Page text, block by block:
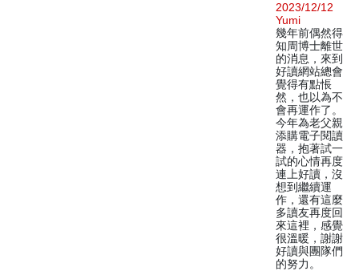
2023/12/12
Yumi
幾年前偶然得
知周博士離世
的消息，來到
好讀網站總會
覺得有點悵
然，也以為不
會再運作了。
今年為老父親
添購電子閱讀
器，抱著試一
試的心情再度
連上好讀，沒
想到繼續運
作，還有這麼
多讀友再度回
來這裡，感覺
很溫暖，謝謝
好讀與團隊們
的努力。